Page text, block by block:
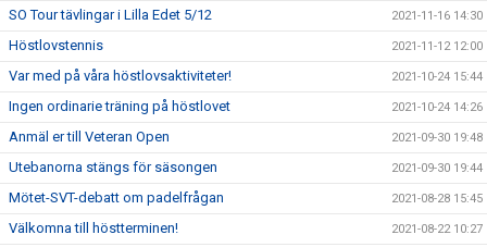
SO Tour tävlingar i Lilla Edet 5/12 2021-11-16 14:30
Höstlovstennis 2021-11-12 12:00
Var med på våra höstlovsaktiviteter! 2021-10-24 15:44
Ingen ordinarie träning på höstlovet 2021-10-24 14:26
Anmäl er till Veteran Open 2021-09-30 19:48
Utebanorna stängs för säsongen 2021-09-30 19:44
Mötet-SVT-debatt om padelfrågan 2021-08-28 15:45
Välkomna till höstterminen! 2021-08-22 10:27